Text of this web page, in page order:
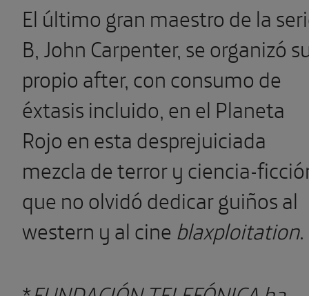
El último gran maestro de la
B, John Carpenter, se organizó
propio after, con consumo de
éxtasis incluido, en el Planeta
Rojo en esta desprejuiciada
mezcla de terror y ciencia-
que no olvidó dedicar guiños al
western y al cine blaxploitation.